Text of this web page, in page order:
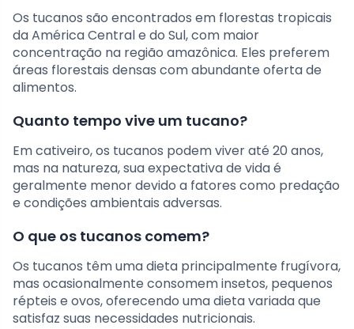
Os tucanos são encontrados em florestas tropicais
da América Central e do Sul, com maior
concentração na região amazônica. Eles preferem
áreas florestais densas com abundante oferta de
alimentos.
Quanto tempo vive um tucano?
Em cativeiro, os tucanos podem viver até 20 anos,
mas na natureza, sua expectativa de vida é
geralmente menor devido a fatores como predação
e condições ambientais adversas.
O que os tucanos comem?
Os tucanos têm uma dieta principalmente frugívora,
mas ocasionalmente consomem insetos, pequenos
répteis e ovos, oferecendo uma dieta variada que
satisfaz suas necessidades nutricionais.